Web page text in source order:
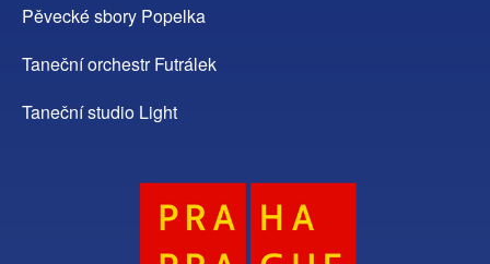
Pěvecké sbory Popelka
Taneční orchestr Futrálek
Taneční studio Light